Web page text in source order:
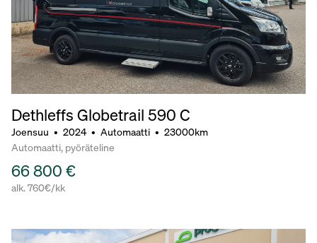
Dethleffs Globetrail 590 C
Joensuu • 2024 • Automaatti • 23000km
Automaatti, pyöräteline
66 800 €
alk. 760€/kk